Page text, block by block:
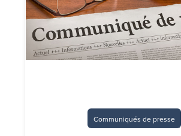
Communiqués de presse